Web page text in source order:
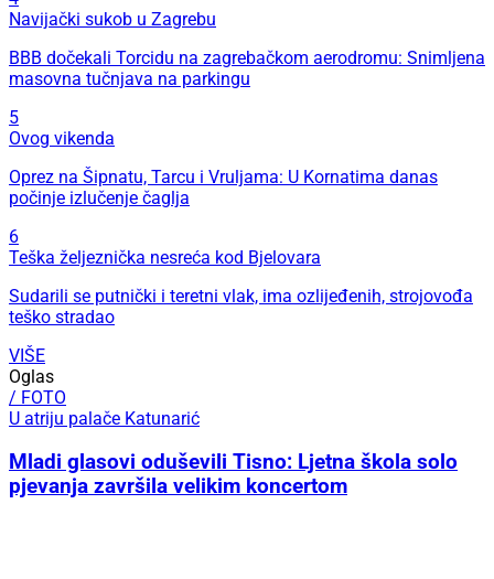
Navijački sukob u Zagrebu
BBB dočekali Torcidu na zagrebačkom aerodromu: Snimljena
masovna tučnjava na parkingu
5
Ovog vikenda
Oprez na Šipnatu, Tarcu i Vruljama: U Kornatima danas
počinje izlučenje čaglja
6
Teška željeznička nesreća kod Bjelovara
Sudarili se putnički i teretni vlak, ima ozlijeđenih, strojovođa
teško stradao
VIŠE
Oglas
/ FOTO
U atriju palače Katunarić
Mladi glasovi oduševili Tisno: Ljetna škola solo
pjevanja završila velikim koncertom